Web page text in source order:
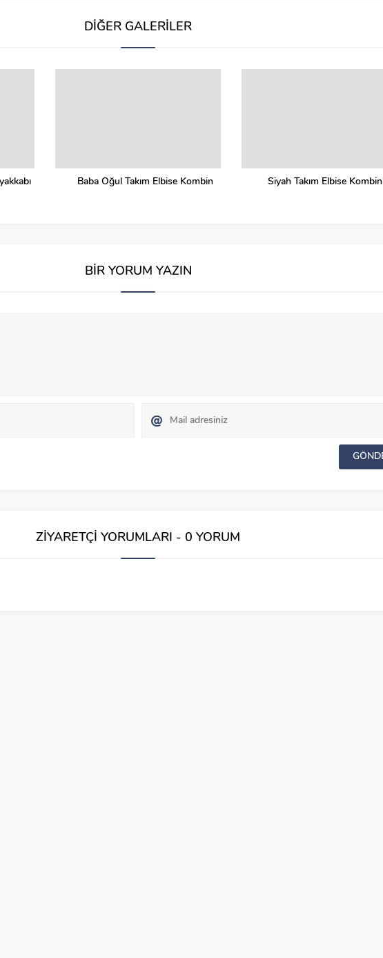
DİĞER GALERİLER
Baba Oğul Takım Elbise Kombin Siyah Takım Elbise
BİR YORUM YAZIN
ZİYARETÇİ YORUMLARI - 0 YORUM